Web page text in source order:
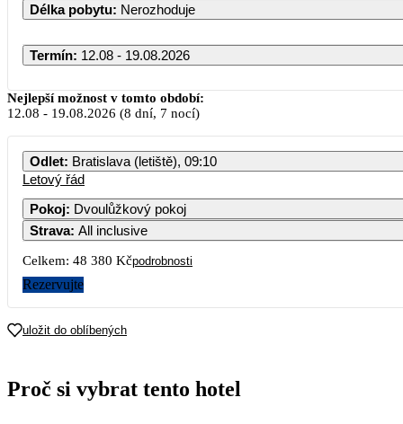
Délka pobytu: Nerozhoduje
Termín: 12.08 - 19.08.2026
Nejlepší možnost v tomto období:
12.08 - 19.08.2026 (8 dní, 7 nocí)
Odlet: Bratislava (letiště), 09:10
Letový řád
Pokoj: Dvoulůžkový pokoj
Strava: All inclusive
Celkem: 48 380 Kčpodrobnosti
Rezervujte
uložit do oblíbených
Proč si vybrat tento hotel